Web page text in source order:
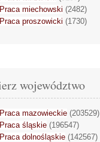
Praca miechowski (2482)
Praca proszowicki (1730)
województwo
Praca mazowieckie (203529)
Praca śląskie (196547)
Praca dolnośląskie (142567)